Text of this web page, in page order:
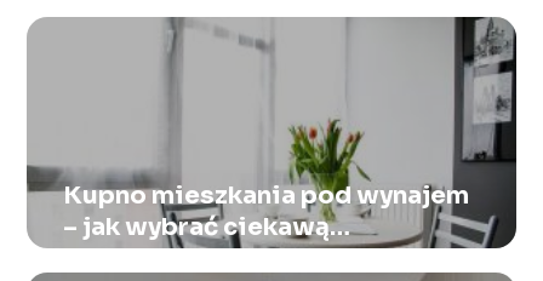
Kupno mieszkania pod wynajem
– jak wybrać ciekawą
nieruchomość?